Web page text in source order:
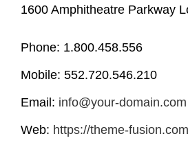
1600 Amphitheatre Parkway
Phone: 1.800.458.556
Mobile: 552.720.546.210
Email: info@your-domain.com
Web: https://theme-